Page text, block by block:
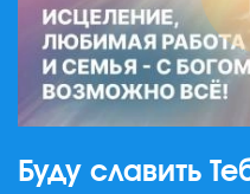
Буду славить